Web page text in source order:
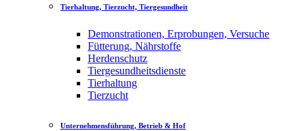
Tierhaltung, Tierzucht, Tiergesundheit
Demonstrationen, Erprobungen, Versuche
Fütterung, Nährstoffe
Herdenschutz
Tiergesundheitsdienste
Tierhaltung
Tierzucht
Unternehmensführung, Betrieb & Hof